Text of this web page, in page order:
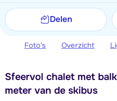
Delen
Foto's Overzicht
Sfeervol chalet met
meter van de skibus